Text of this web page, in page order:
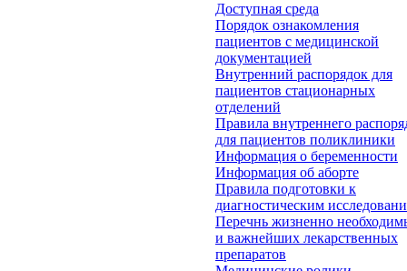
Доступная среда
Порядок ознакомления
пациентов с медицинской
документацией
Внутренний распорядок для
пациентов стационарных
отделений
Правила внутреннего
для пациентов поликлиники
Информация о беременности
Информация об аборте
Правила подготовки к
диагностическим
Перечнь жизненно
и важнейших лекарственных
препаратов